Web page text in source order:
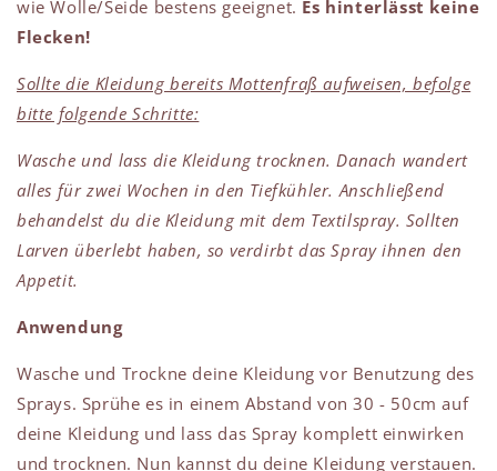
wie Wolle/Seide bestens geeignet. Es hinterlässt keine
Flecken!
Sollte die Kleidung bereits Mottenfraß aufweisen, befolge
bitte folgende Schritte:
Wasche und lass die Kleidung trocknen. Danach wandert
alles für zwei Wochen in den Tiefkühler. Anschließend
behandelst du die Kleidung mit dem Textilspray. Sollten
Larven überlebt haben, so verdirbt das Spray ihnen den
Appetit.
Anwendung
Wasche und Trockne deine Kleidung vor Benutzung des
Sprays. Sprühe es in einem Abstand von 30 - 50cm auf
deine Kleidung und lass das Spray komplett einwirken
und trocknen. Nun kannst du deine Kleidung verstauen.